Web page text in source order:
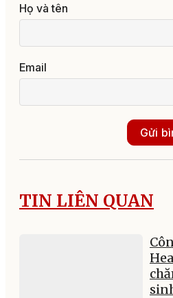
Họ và tên
Email
Gửi
TIN LIÊN QUAN